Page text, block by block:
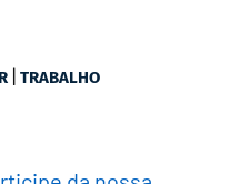
| TRABALHO